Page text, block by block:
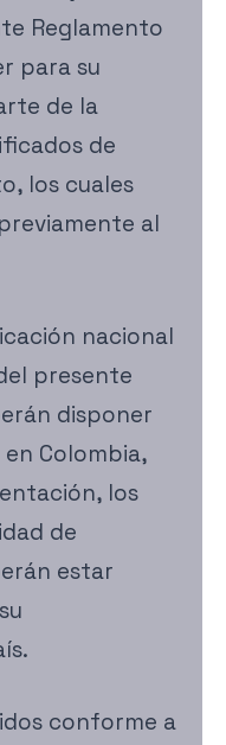
Reglamento
para su
de la
de
los cuales
al
nacional
presente
disponer
Colombia,
los
de
estar
conforme a